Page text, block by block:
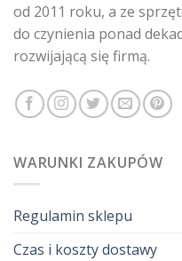
od 2011 roku, a ze
do czynienia ponad
rozwijającą się firmą.
WARUNKI ZAKUPÓW
Regulamin sklepu
Czas i koszty dostawy